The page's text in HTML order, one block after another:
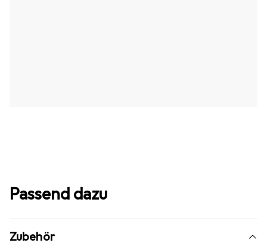
Passend dazu
Zubehör